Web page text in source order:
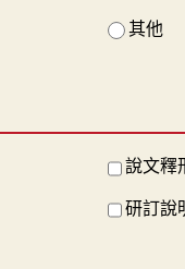
其他
說文釋
研訂說